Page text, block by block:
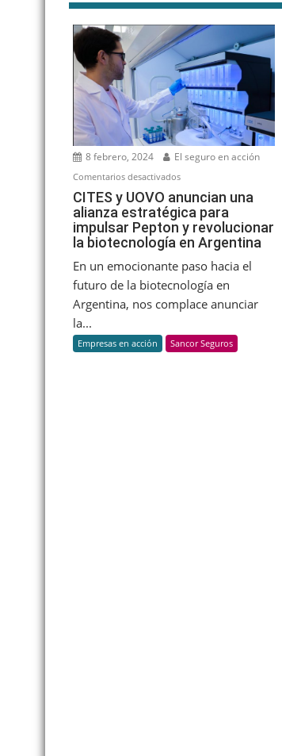
8 febrero, 2024 El seguro en acción
Comentarios desactivadosen
CITES
y
UOVO
anuncian
una
alianza
estratégica
para
impulsar
Pepton
CITES y UOVO anuncian una
alianza estratégica para
impulsar Pepton y revolucionar
la biotecnología en Argentina
En un emocionante paso hacia el
futuro de la biotecnología en
Argentina, nos complace anunciar
la...
Empresas en acción Sancor Seguros